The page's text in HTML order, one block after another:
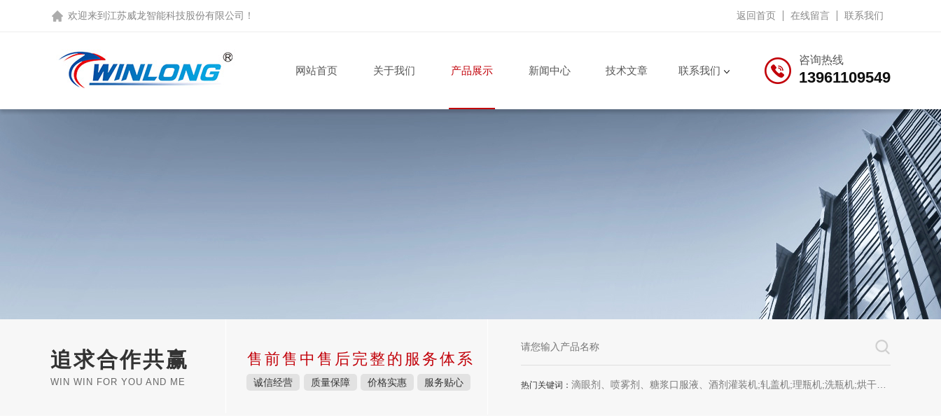
欢迎来到 江苏威龙智能科技股份有限公司 ！ 返回首页 在线留言 联系我们
咨询热线
13961109549
网站首页 关于我们 产品展示 新闻中心 技术文章 联系我们
追求合作共赢
WIN WIN FOR YOU AND ME
售前售中售后完整的服务体系
诚信经营 质量保障 价格实惠 服务贴心 热门关键词： 滴眼剂、喷雾剂、糖浆口服液、酒剂灌装机;轧盖机;理瓶机;洗瓶机;烘干机;套标机;喷码机;贴标机